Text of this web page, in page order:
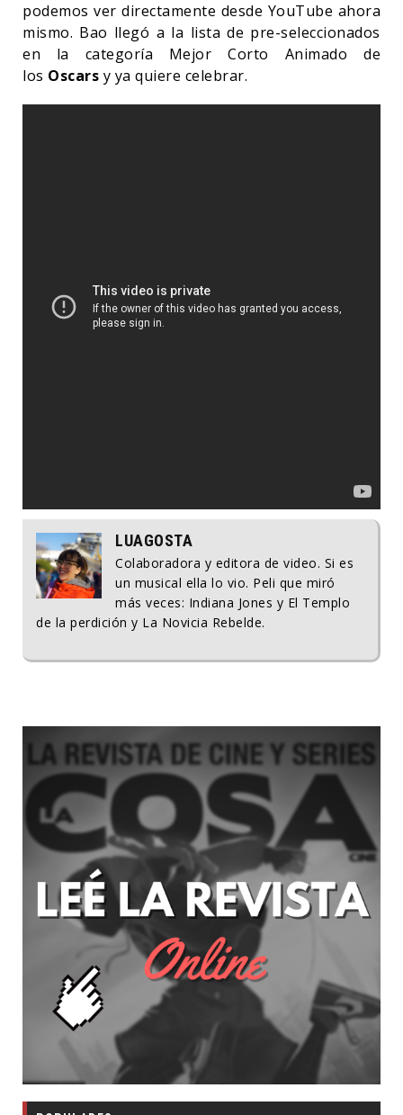
podemos ver directamente desde YouTube ahora
mismo. Bao llegó a la lista de pre-seleccionados
en la categoría Mejor Corto Animado de
los Oscars y ya quiere celebrar.
LUAGOSTA
Colaboradora y editora de video. Si es
un musical ella lo vio. Peli que miró
más veces: Indiana Jones y El Templo
de la perdición y La Novicia Rebelde.